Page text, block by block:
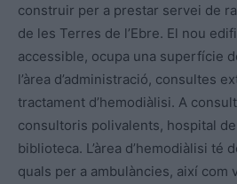
construir per a prestar servei de
de les Terres de l’Ebre. El nou
accessible, ocupa una superfície
l’àrea d’administració, consultes
tractament d’hemodiàlisi. A
consultoris polivalents, hospital
biblioteca. L’àrea d’hemodiàlisi té
quals per a ambulàncies, així com